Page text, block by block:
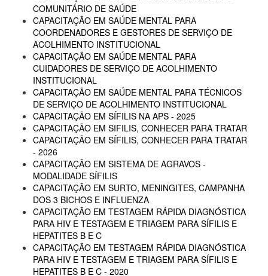
COMUNITÁRIO DE SAÚDE
CAPACITAÇÃO EM SAÚDE MENTAL PARA
COORDENADORES E GESTORES DE SERVIÇO DE
ACOLHIMENTO INSTITUCIONAL
CAPACITAÇÃO EM SAÚDE MENTAL PARA
CUIDADORES DE SERVIÇO DE ACOLHIMENTO
INSTITUCIONAL
CAPACITAÇÃO EM SAÚDE MENTAL PARA TÉCNICOS
DE SERVIÇO DE ACOLHIMENTO INSTITUCIONAL
CAPACITAÇÃO EM SÍFILIS NA APS - 2025
CAPACITAÇÃO EM SIFILIS, CONHECER PARA TRATAR
CAPACITAÇÃO EM SÍFILIS, CONHECER PARA TRATAR
- 2026
CAPACITAÇÃO EM SISTEMA DE AGRAVOS -
MODALIDADE SÍFILIS
CAPACITAÇÃO EM SURTO, MENINGITES, CAMPANHA
DOS 3 BICHOS E INFLUENZA
CAPACITAÇÃO EM TESTAGEM RÁPIDA DIAGNÓSTICA
PARA HIV E TESTAGEM E TRIAGEM PARA SÍFILIS E
HEPATITES B E C
CAPACITAÇÃO EM TESTAGEM RÁPIDA DIAGNÓSTICA
PARA HIV E TESTAGEM E TRIAGEM PARA SÍFILIS E
HEPATITES B E C - 2020